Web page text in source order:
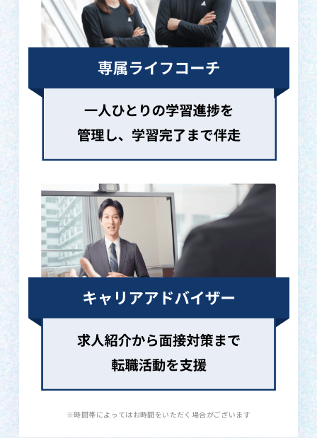
※時間帯によってはお時間をいただく場合がございます